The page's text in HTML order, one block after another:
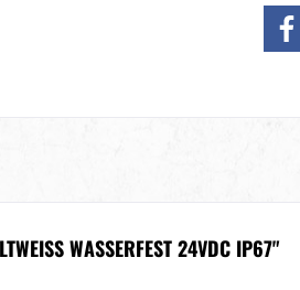
WASSERFEST 24VDC IP67"